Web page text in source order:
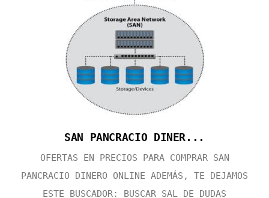
SAN PANCRACIO DINER...
OFERTAS EN PRECIOS PARA COMPRAR SAN
PANCRACIO DINERO ONLINE ADEMÁS, TE DEJAMOS
ESTE BUSCADOR: BUSCAR SAL DE DUDAS